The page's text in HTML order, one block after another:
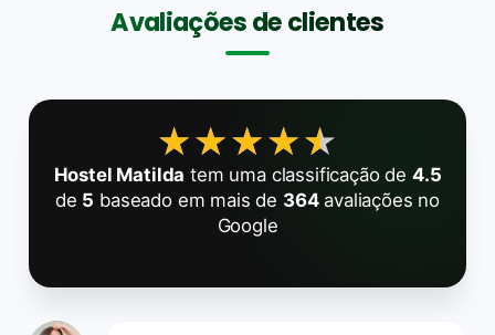
Avaliações de clientes
★★★★★
★★★★★
Hostel Matilda tem uma classificação de 4.5
de 5 baseado em mais de 364avaliações no
Google